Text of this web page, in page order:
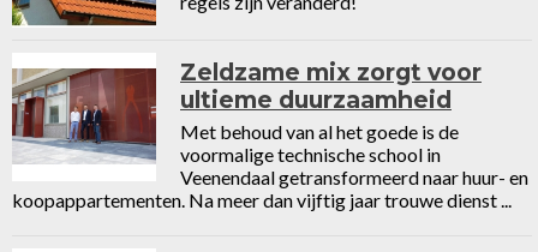
Zeldzame mix zorgt voor
ultieme duurzaamheid
Met behoud van al het goede is de
voormalige technische school in
Veenendaal getransformeerd naar huur- en
koopappartementen. Na meer dan vijftig jaar trouwe dienst ...